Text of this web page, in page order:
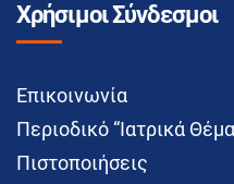
Χρήσιμοι Σύνδεσμοι
Επικοινωνία
Περιοδικό “Ιατρικά
Πιστοποιήσεις